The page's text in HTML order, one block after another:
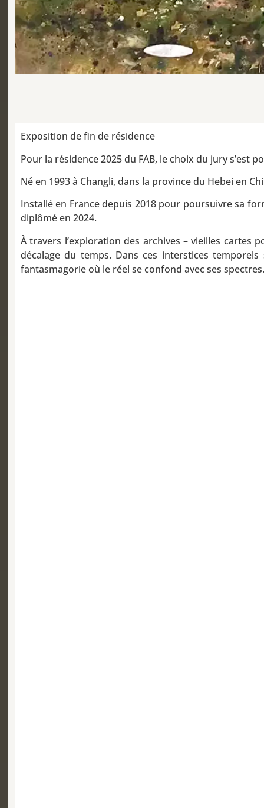
Exposition de fin de résidence
Pour la résidence 2025 du FAB, le choix du jury s’est
Né en 1993 à Changli, dans la province du Hebei en
Installé en France depuis 2018 pour poursuivre sa
diplômé en 2024.
À travers l’exploration des archives – vieilles cartes
décalage du temps. Dans ces interstices
fantasmagorie où le réel se confond avec ses spectres.